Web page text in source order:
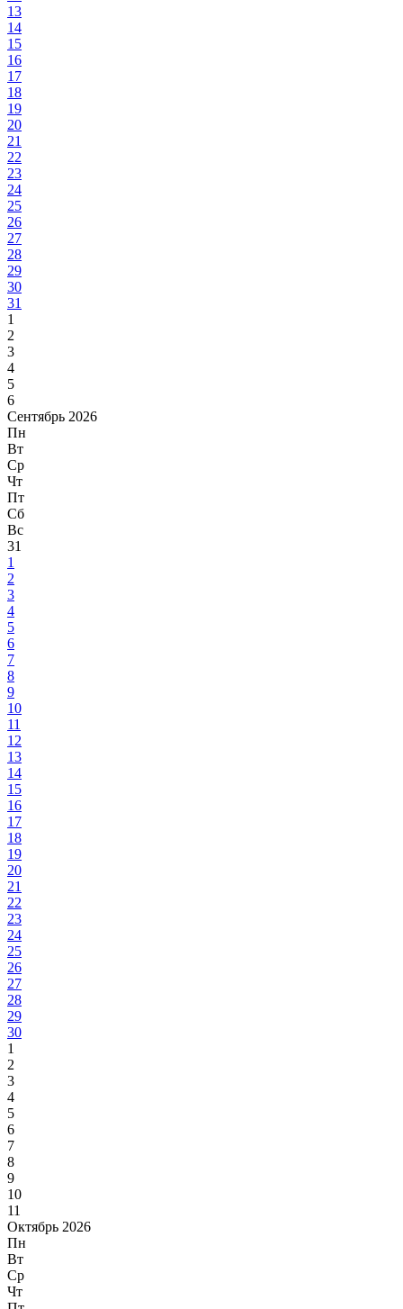
13
14
15
16
17
18
19
20
21
22
23
24
25
26
27
28
29
30
31
1
2
3
4
5
6
Сентябрь 2026
Пн
Вт
Ср
Чт
Пт
Сб
Вс
31
1
2
3
4
5
6
7
8
9
10
11
12
13
14
15
16
17
18
19
20
21
22
23
24
25
26
27
28
29
30
1
2
3
4
5
6
7
8
9
10
11
Октябрь 2026
Пн
Вт
Ср
Чт